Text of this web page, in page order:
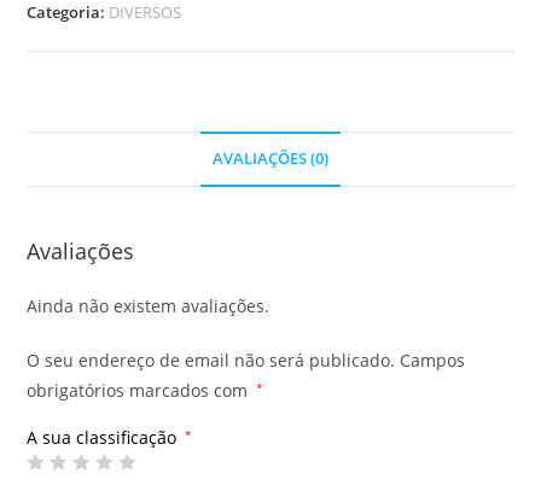
Categoria: DIVERSOS
AVALIAÇÕES (0)
Avaliações
Ainda não existem avaliações.
O seu endereço de email não será publicado. Campos
obrigatórios marcados com
*
A sua classificação *